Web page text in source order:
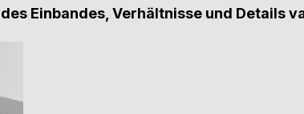
Einbandes, Verhältnisse und Details